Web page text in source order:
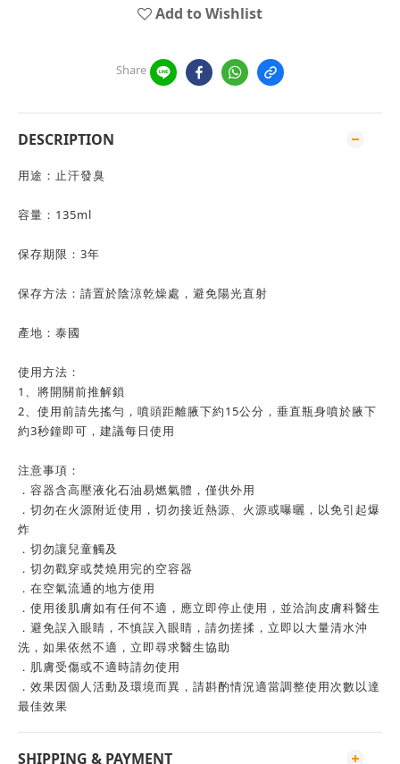
Add to Wishlist
Share
DESCRIPTION
用途：止汗發臭
容量：135ml
保存期限：3年
保存方法：請置於陰涼乾燥處，避免陽光直射
產地：泰國
使用方法：
1、將開關前推解鎖
2、使用前請先搖勻，噴頭距離腋下約15公分，垂直瓶身噴於腋下
約3秒鐘即可，建議每日使用
注意事項：
．容器含高壓液化石油易燃氣體，僅供外用
．切勿在火源附近使用，切勿接近熱源、火源或曝曬，以免引起爆
炸
．切勿讓兒童觸及
．切勿戳穿或焚燒用完的空容器
．在空氣流通的地方使用
．使用後肌膚如有任何不適，應立即停止使用，並洽詢皮膚科醫生
．避免誤入眼睛，不慎誤入眼睛，請勿搓揉，立即以大量清水沖
洗，如果依然不適，立即尋求醫生協助
．肌膚受傷或不適時請勿使用
．效果因個人活動及環境而異，請斟酌情況適當調整使用次數以達
最佳效果
SHIPPING & PAYMENT